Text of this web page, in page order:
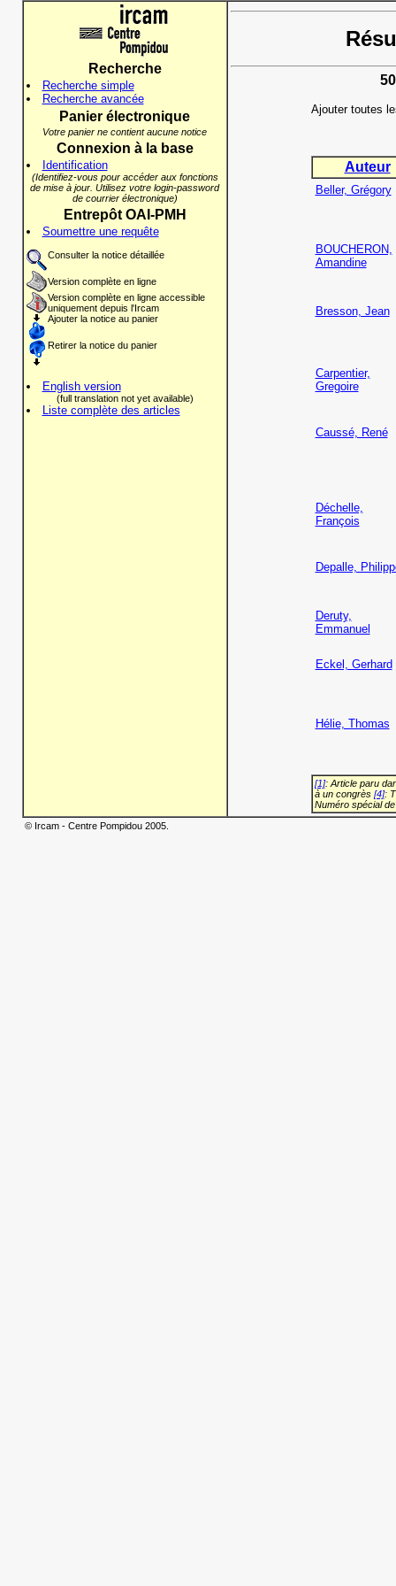
Recherche
Recherche simple
Recherche avancée
Panier électronique
Votre panier ne contient aucune notice
Connexion à la base
Identification
(Identifiez-vous pour accéder aux fonctions
de mise à jour. Utilisez votre login-password
de courrier électronique)
Entrepôt OAI-PMH
Soumettre une requête
Consulter la notice détaillée
Version complète en ligne
Version complète en ligne accessible
uniquement depuis l'Ircam
Ajouter la notice au panier
Retirer la notice du panier
English version
(full translation not yet available)
Liste complète des articles
Ajouter toutes
Auteur
Beller, Grégory
BOUCHERON,
Amandine
Bresson, Jean
Carpentier,
Gregoire
Caussé, René
Déchelle,
François
Depalle,
Deruty,
Emmanuel
Eckel, Gerhard
Hélie, Thomas
[1]: Article paru
à un congrès [4]:
Numéro spécial
© Ircam - Centre Pompidou 2005.